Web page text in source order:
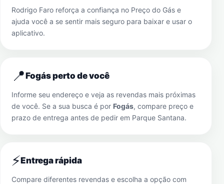
Rodrigo Faro reforça a confiança no Preço do Gás e
ajuda você a se sentir mais seguro para baixar e usar o
aplicativo.
📍Fogás perto de você
Informe seu endereço e veja as revendas mais próximas
de você. Se a sua busca é por Fogás, compare preço e
prazo de entrega antes de pedir em Parque Santana.
⚡Entrega rápida
Compare diferentes revendas e escolha a opção com